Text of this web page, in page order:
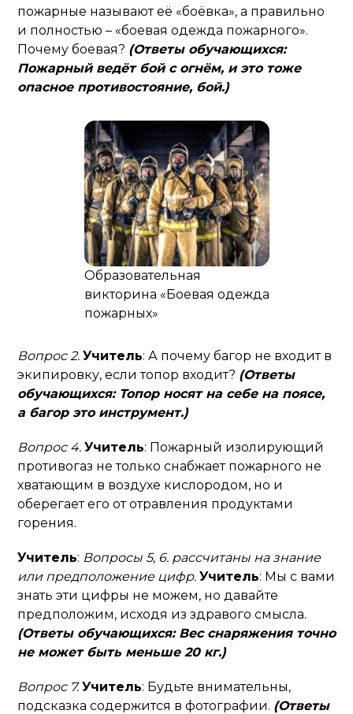
пожарные называют её «боёвка», а правильно
и полностью – «боевая одежда пожарного».
Почему боевая? (Ответы обучающихся:
Пожарный ведёт бой с огнём, и это тоже
опасное противостояние, бой.)
Образовательная
викторина «Боевая одежда
пожарных»
Вопрос 2. Учитель: А почему багор не входит в
экипировку, если топор входит? (Ответы
обучающихся: Топор носят на себе на поясе,
а багор это инструмент.)
Вопрос 4. Учитель: Пожарный изолирующий
противогаз не только снабжает пожарного не
хватающим в воздухе кислородом, но и
оберегает его от отравления продуктами
горения.
Учитель: Вопросы 5, 6. рассчитаны на знание
или предположение цифр. Учитель: Мы с вами
знать эти цифры не можем, но давайте
предположим, исходя из здравого смысла.
(Ответы обучающихся: Вес снаряжения точно
не может быть меньше 20 кг.)
Вопрос 7.Учитель: Будьте внимательны,
подсказка содержится в фотографии. (Ответы